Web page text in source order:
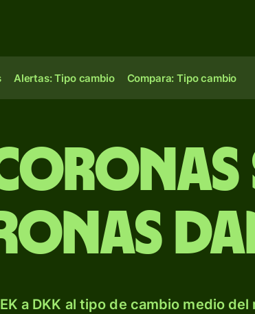
Alertas: Tipo cambio Compara: Tipo cambio
a DKK al tipo de cambio medio del